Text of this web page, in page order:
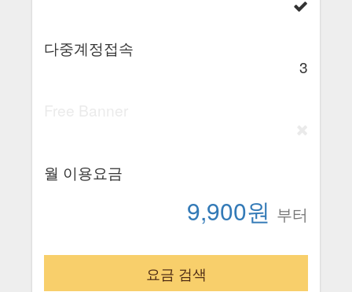
다중계정접속
3
월 이용요금
9,900원 부터
요금 검색